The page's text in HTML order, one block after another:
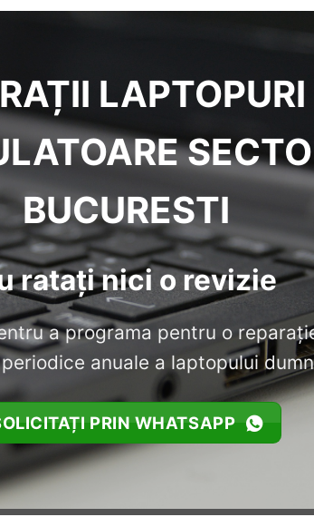
LAPTOPURI
BUCURESTI
ratați nici o revizie
a programa pentru o
anuale a laptopului
PRIN WHATSAPP